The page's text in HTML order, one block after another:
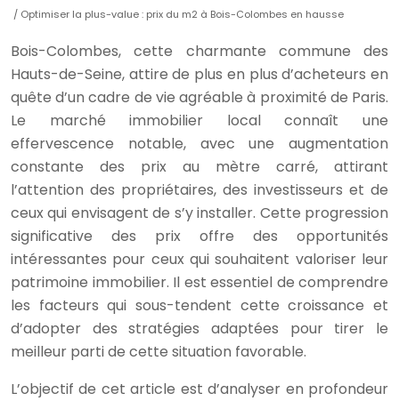
/ Optimiser la plus-value : prix du m2 à Bois-Colombes en hausse
Bois-Colombes, cette charmante commune des
Hauts-de-Seine, attire de plus en plus d’acheteurs en
quête d’un cadre de vie agréable à proximité de Paris.
Le marché immobilier local connaît une
effervescence notable, avec une augmentation
constante des prix au mètre carré, attirant
l’attention des propriétaires, des investisseurs et de
ceux qui envisagent de s’y installer. Cette progression
significative des prix offre des opportunités
intéressantes pour ceux qui souhaitent valoriser leur
patrimoine immobilier. Il est essentiel de comprendre
les facteurs qui sous-tendent cette croissance et
d’adopter des stratégies adaptées pour tirer le
meilleur parti de cette situation favorable.
L’objectif de cet article est d’analyser en profondeur